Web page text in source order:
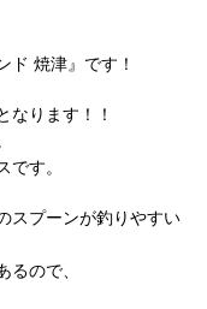
ド 焼津』です！
なります！！
す。
スプーンが釣りやすい
ので、